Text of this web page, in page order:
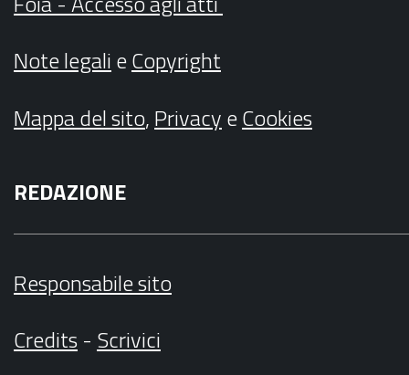
Note legalieCopyright
Mappa del sito,PrivacyeCookies
REDAZIONE
Responsabile sito
Credits- Scrivici